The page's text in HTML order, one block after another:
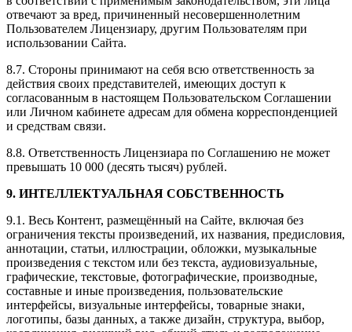
отвечают за вред, причиненный несовершеннолетним
Пользователем Лицензиару, другим Пользователям при
использовании Сайта.
8.7. Стороны принимают на себя всю ответственность за
действия своих представителей, имеющих доступ к
согласованным в настоящем Пользовательском Соглашении
или Личном кабинете адресам для обмена корреспонденцией
и средствам связи.
8.8. Ответственность Лицензиара по Соглашению не может
превышать 10 000 (десять тысяч) рублей.
9. ИНТЕЛЛЕКТУАЛЬНАЯ СОБСТВЕННОСТЬ
9.1. Весь Контент, размещённый на Сайте, включая без
ограничения тексты произведений, их названия, предисловия,
аннотации, статьи, иллюстрации, обложки, музыкальные
произведения с текстом или без текста, аудиовизуальные,
графические, текстовые, фотографические, производные,
составные и иные произведения, пользовательские
интерфейсы, визуальные интерфейсы, товарные знаки,
логотипы, базы данных, а также дизайн, структура, выбор,